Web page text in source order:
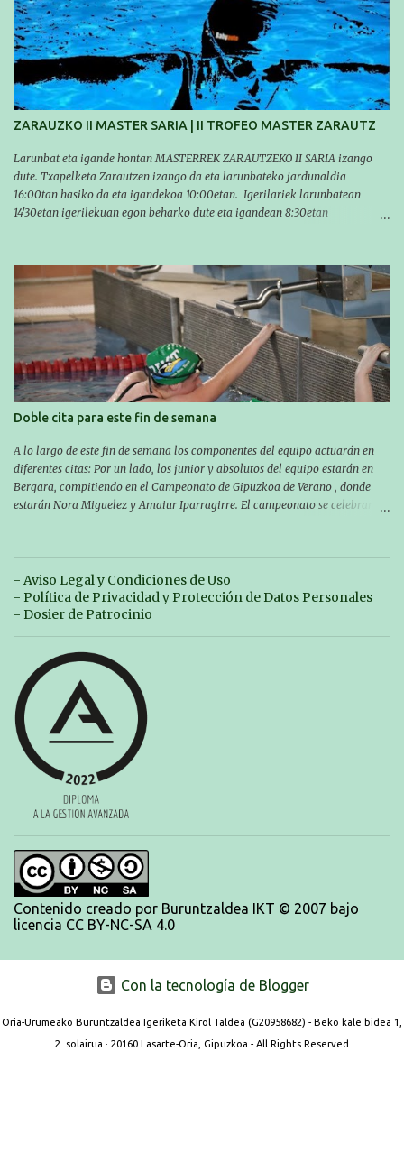
temporada, pero seguiremos trabajando con quienes están en la recta final,
trabajando para que cada uno consiga sus objetivos personales. BRNPWR!
ZARAUZKO II MASTER SARIA | II TROFEO MASTER ZARAUTZ
Larunbat eta igande hontan MASTERREK ZARAUTZEKO II SARIA izango
dute. Txapelketa Zarautzen izango da eta larunbateko jardunaldia
16:00tan hasiko da eta igandekoa 10:00etan. Igerilariek larunbatean
14'30etan igerilekuan egon beharko dute eta igandean 8:30etan
domingo los MASTERS tendrán el II TROFEO MASTER DE ZARAUTZ. La
competición se celebrará en Zarautz a las 16:00 la jornada del sabado y a
las 10:00 la del domingo. Los/las nadadores/as tendrán que estar en la
piscina a las 14:30 el sabado y a las 8:30 el domingo (polideportivo
Aritzbatalde). SERIES
Doble cita para este fin de semana
A lo largo de este fin de semana los componentes del equipo actuarán en
diferentes citas: Por un lado, los junior y absolutos del equipo estarán en
Bergara, compitiendo en el Campeonato de Gipuzkoa de Verano , donde
estarán Nora Miguelez y Amaiur Iparragirre. El campeonato se celebrará
sábado por la tarde a las 16:30. Por otro lado, otro grupo pequeño actuará
en el polideportivo Antzizar de Beasain en el XXIIIº memorial Leire
Contreras , en una mañana popular festiva organizada por el club Igartza.
Las pruebas empezarán a las 10:30, a las 11:30 habrá pruebas populares
participantes. Toda la información sobre convocatorias y competiciones la
encontraréis en nuestra web, en el siguiente enlace:
https://www.es.buruntzaldeaikt.eus/competici%C3%B3n/egutegia#h.9xisch
p06awl ¡Mucha suert...
- Aviso Legal y Condiciones de Uso
- Política de Privacidad y Protección de Datos Personales
- Dosier de Patrocinio
Contenido creado por Buruntzaldea IKT © 2007 bajo
licencia CC BY-NC-SA 4.0
Con la tecnología de Blogger
Oria-Urumeako Buruntzaldea Igeriketa Kirol Taldea (G20958682) - Beko kale bidea 1,
2. solairua · 20160 Lasarte-Oria, Gipuzkoa - All Rights Reserved